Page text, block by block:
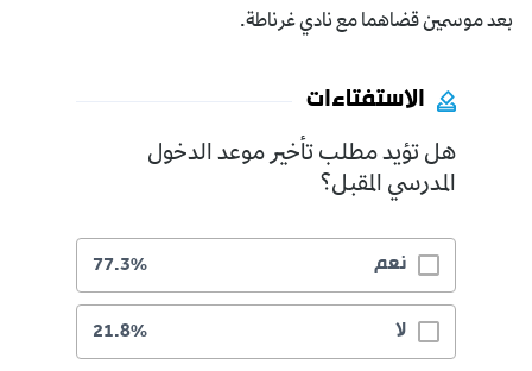
بعد موسمين قضاهما مع نادي غرناطة.
الاستفتاءات
هل تؤيد مطلب تأخير موعد الدخول
المدرسي المقبل؟
نعم 77.3%
لا 21.8%